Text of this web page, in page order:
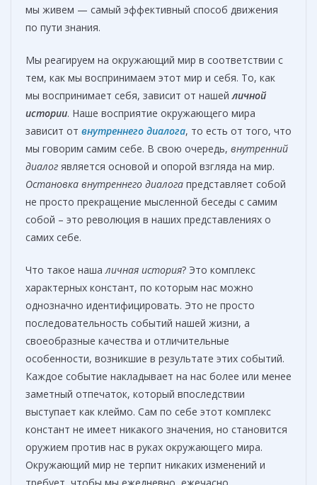
мы живем — самый эффективный способ движения
по пути знания.
Мы реагируем на окружающий мир в соответствии с
тем, как мы воспринимаем этот мир и себя. То, как
мы воспринимает себя, зависит от нашейличной
истории. Наше восприятие окружающего мира
зависит от внутреннего диалога, то есть от того, что
мы говорим самим себе. В свою очередь, внутренний
диалог является основой и опорой взгляда на мир.
Остановка внутреннего диалога представляет собой
не просто прекращение мысленной беседы с самим
собой – это революция в наших представлениях о
самих себе.
Что такое нашаличная история? Это комплекс
характерных констант, по которым нас можно
однозначно идентифицировать. Это не просто
последовательность событий нашей жизни, а
своеобразные качества и отличительные
особенности, возникшие в результате этих событий.
Каждое событие накладывает на нас более или менее
заметный отпечаток, который впоследствии
выступает как клеймо. Сам по себе этот комплекс
констант не имеет никакого значения, но становится
оружием против нас в руках окружающего мира.
Окружающий мир не терпит никаких изменений и